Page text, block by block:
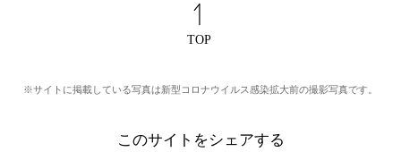
※サイトに掲載している写真は新型コロナウイルス感染拡大前の撮影写真です。
このサイトをシェアする